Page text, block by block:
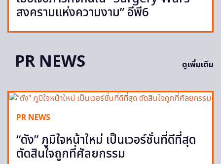
สงครามแห่งความงาม” อีพี6
PR NEWS ดูเพิ่มเติม
PR NEWS
“ดัง” ภูมิใจหน้าใหม่ เป็นเวอร์ชั่นที่ดีที่สุด
ตัดสินใจถูกที่ศัลยกรรม